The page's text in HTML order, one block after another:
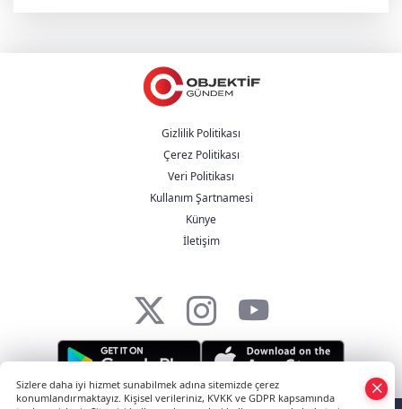
Gizlilik Politikası
Çerez Politikası
Veri Politikası
Kullanım Şartnamesi
Künye
İletişim
Sizlere daha iyi hizmet sunabilmek adına sitemizde çerez
konumlandırmaktayız. Kişisel verileriniz, KVKK ve GDPR kapsamında